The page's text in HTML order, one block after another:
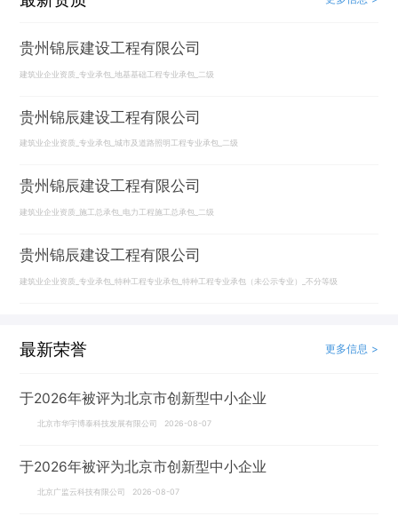
贵州锦辰建设工程有限公司
建筑业企业资质_专业承包_地基基础工程专业承包_二级
贵州锦辰建设工程有限公司
建筑业企业资质_专业承包_城市及道路照明工程专业承包_二级
贵州锦辰建设工程有限公司
建筑业企业资质_施工总承包_电力工程施工总承包_二级
贵州锦辰建设工程有限公司
建筑业企业资质_专业承包_特种工程专业承包_特种工程专业承包（未公示专业）_不分等级
最新荣誉 更多信息 >
于2026年被评为北京市创新型中小企业
北京市华宇博泰科技发展有限公司 2026-08-07
于2026年被评为北京市创新型中小企业
北京广监云科技有限公司 2026-08-07